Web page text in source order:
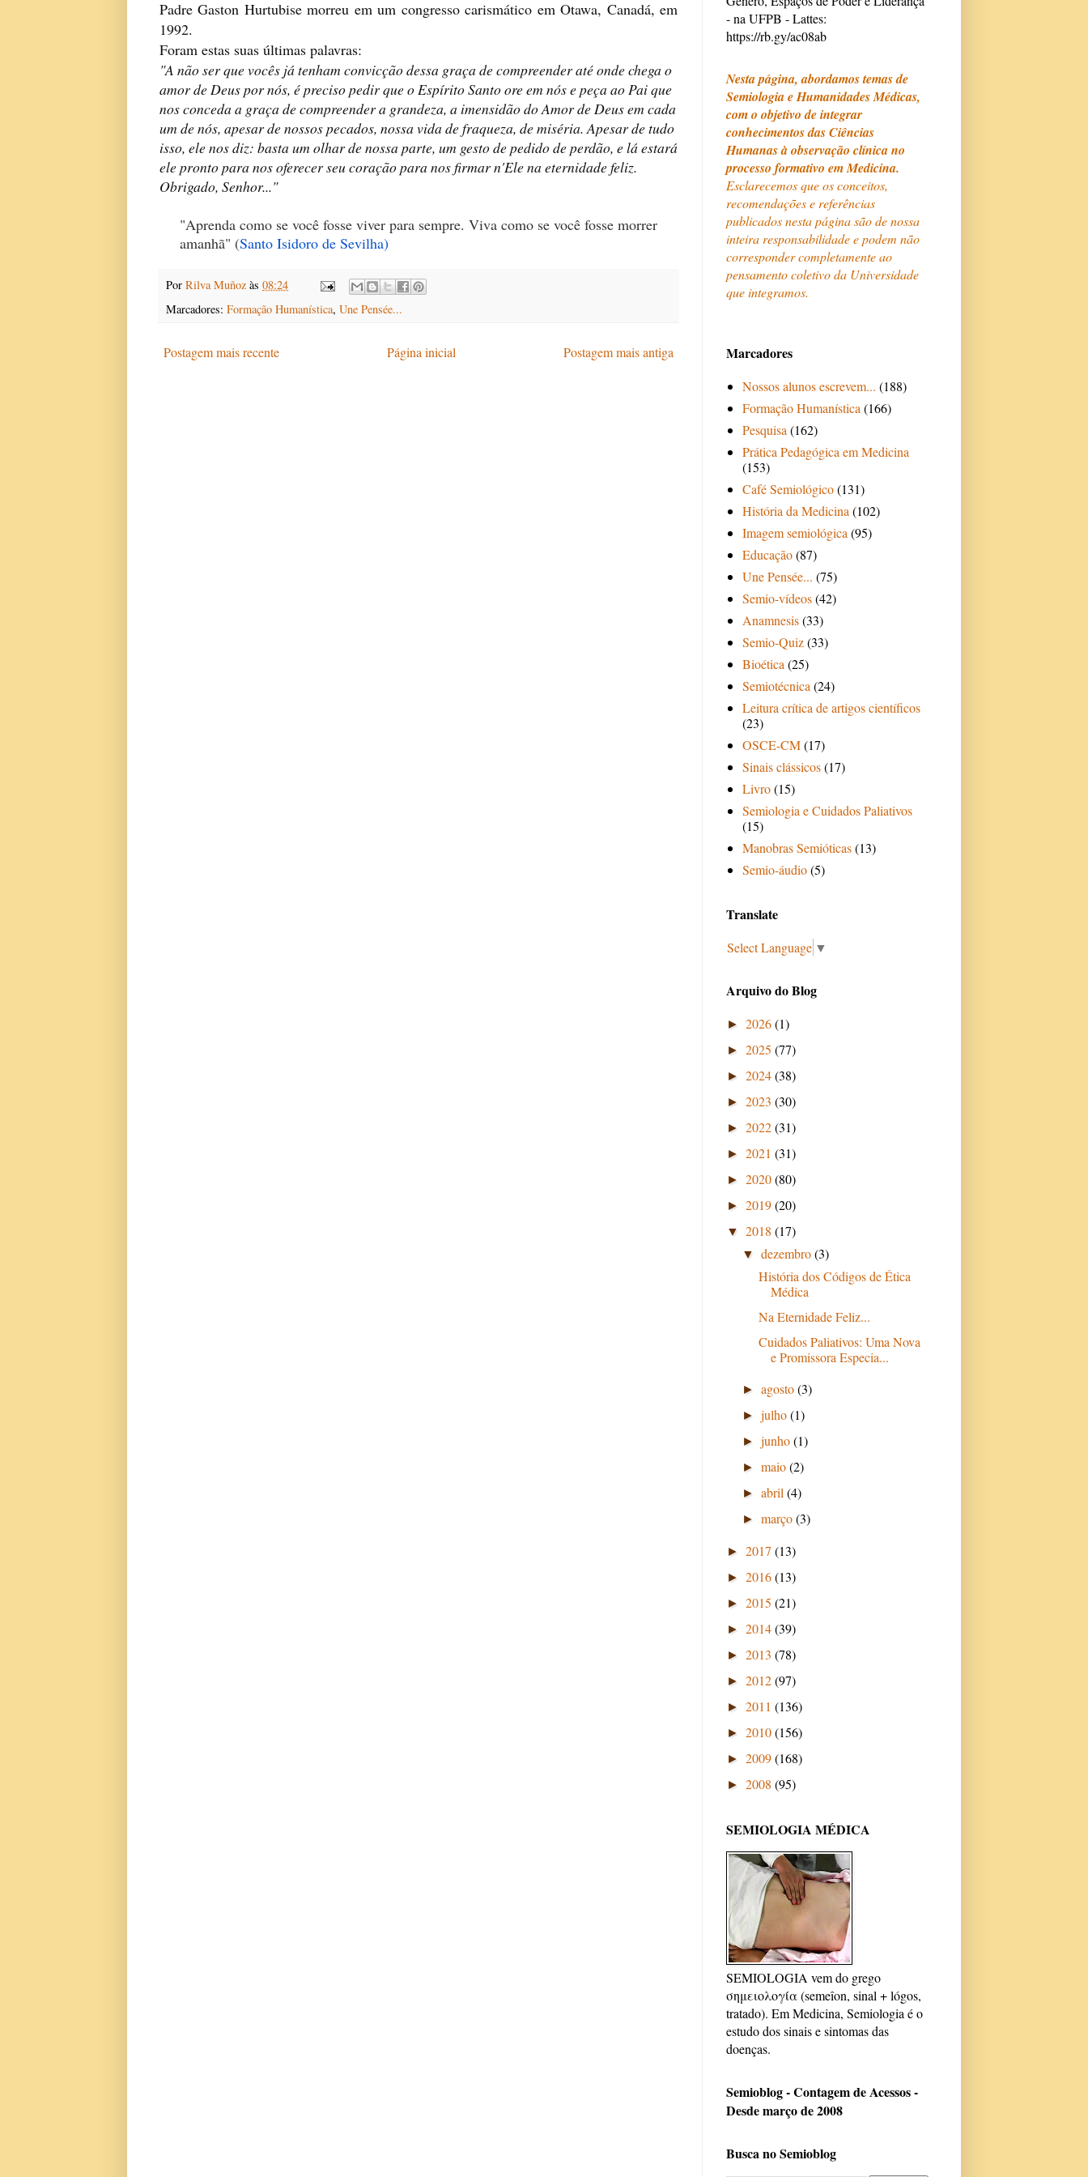
Padre Gaston Hurtubise morreu em um congresso carismático em Otawa, Canadá, em
1992.
Foram estas suas últimas palavras:
"A não ser que vocês já tenham convicção dessa graça de compreender até onde chega o
amor de Deus por nós, é preciso pedir que o Espírito Santo ore em nós e peça ao Pai que
nos conceda a graça de compreender a grandeza, a imensidão do Amor de Deus em cada
um de nós, apesar de nossos pecados, nossa vida de fraqueza, de miséria. Apesar de tudo
isso, ele nos diz: basta um olhar de nossa parte, um gesto de pedido de perdão, e lá estará
ele pronto para nos oferecer seu coração para nos firmar n'Ele na eternidade feliz.
Obrigado, Senhor..."
"Aprenda como se você fosse viver para sempre. Viva como se você fosse morrer
amanhã" (Santo Isidoro de Sevilha)
Por Rilva Muñoz às 08:24
Marcadores: Formação Humanística, Une Pensée...
Postagem mais recente Postagem mais antiga
Página inicial
- na UFPB - Lattes:
https://rb.gy/ac08ab
Nesta página, abordamos temas de
Semiologia e Humanidades Médicas,
com o objetivo de integrar
conhecimentos das Ciências
Humanas à observação clínica no
processo formativo em Medicina.
Esclarecemos que os conceitos,
recomendações e referências
publicados nesta página são de nossa
inteira responsabilidade e podem não
corresponder completamente ao
pensamento coletivo da Universidade
que integramos.
Marcadores
Nossos alunos escrevem... (188)
Formação Humanística (166)
Pesquisa (162)
Prática Pedagógica em Medicina
(153)
Café Semiológico(131)
História da Medicina (102)
Imagem semiológica (95)
Educação(87)
Une Pensée... (75)
Semio-vídeos(42)
Anamnesis(33)
Semio-Quiz(33)
Bioética (25)
Semiotécnica (24)
Leitura crítica de artigos científicos
(23)
OSCE-CM(17)
Sinais clássicos(17)
Livro(15)
Semiologia e Cuidados Paliativos
(15)
Manobras Semióticas(13)
Semio-áudio(5)
Translate
Select Language ▼
Arquivo do Blog
► 2026(1)
► 2025 (77)
► 2024(38)
► 2023 (30)
► 2022(31)
► 2021 (31)
► 2020(80)
► 2019(20)
▼ 2018 (17)
▼dezembro(3)
História dos Códigos de Ética
Médica
Na Eternidade Feliz...
Cuidados Paliativos: Uma Nova
e Promissora Especia...
►agosto(3)
►julho(1)
►junho(1)
►maio(2)
►abril(4)
►março(3)
► 2017 (13)
► 2016(13)
► 2015 (21)
► 2014(39)
► 2013 (78)
► 2012(97)
► 2011 (136)
► 2010(156)
► 2009(168)
► 2008 (95)
SEMIOLOGIA MÉDICA
SEMIOLOGIA vem do grego
σημειολογία (semeîon, sinal + lógos,
tratado). Em Medicina, Semiologia é o
estudo dos sinais e sintomas das
doenças.
Semioblog - Contagem de Acessos -
Desde março de 2008
Busca no Semioblog